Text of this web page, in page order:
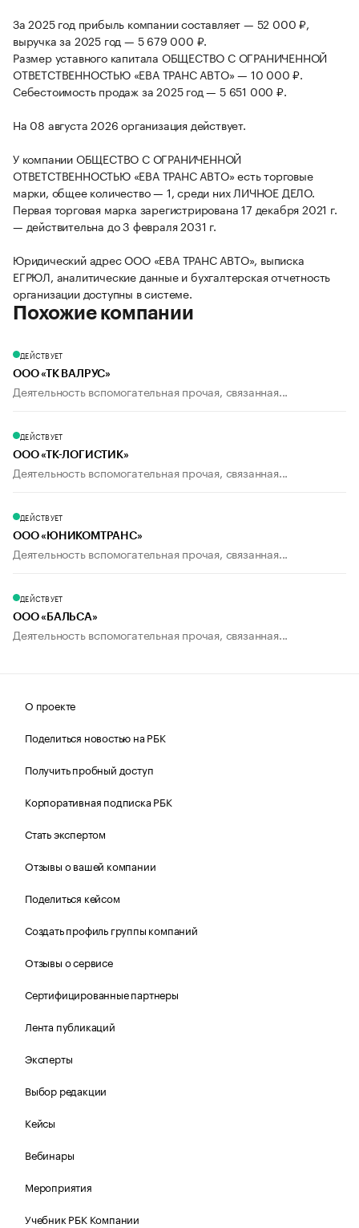
За 2025 год прибыль компании составляет — 52 000 ₽,
выручка за 2025 год — 5 679 000 ₽.
Размер уставного капитала ОБЩЕСТВО С ОГРАНИЧЕННОЙ
ОТВЕТСТВЕННОСТЬЮ «ЕВА ТРАНС АВТО» — 10 000 ₽.
Себестоимость продаж за 2025 год — 5 651 000 ₽.
На 08 августа 2026 организация действует.
У компании ОБЩЕСТВО С ОГРАНИЧЕННОЙ
ОТВЕТСТВЕННОСТЬЮ «ЕВА ТРАНС АВТО» есть торговые
марки, общее количество — 1, среди них ЛИЧНОЕ ДЕЛО.
Первая торговая марка зарегистрирована 17 декабря 2021 г.
— действительна до 3 февраля 2031 г.
Юридический адрес ООО «ЕВА ТРАНС АВТО», выписка
ЕГРЮЛ, аналитические данные и бухгалтерская отчетность
организации доступны в системе.
Похожие компании
ДЕЙСТВУЕТ
ООО «ТК ВАЛРУС»
Деятельность вспомогательная прочая, связанная...
ДЕЙСТВУЕТ
ООО «ТК-ЛОГИСТИК»
Деятельность вспомогательная прочая, связанная...
ДЕЙСТВУЕТ
ООО «ЮНИКОМТРАНС»
Деятельность вспомогательная прочая, связанная...
ДЕЙСТВУЕТ
ООО «БАЛЬСА»
Деятельность вспомогательная прочая, связанная...
О проекте
Поделиться новостью на РБК
Получить пробный доступ
Корпоративная подписка РБК
Стать экспертом
Отзывы о вашей компании
Поделиться кейсом
Создать профиль группы компаний
Отзывы о сервисе
Сертифицированные партнеры
Лента публикаций
Эксперты
Выбор редакции
Кейсы
Вебинары
Мероприятия
Учебник РБК Компании